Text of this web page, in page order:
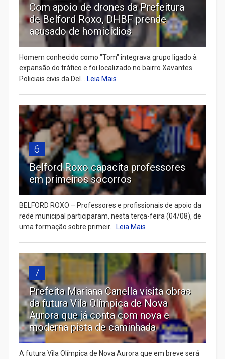
Com apoio de drones da Prefeitura
de Belford Roxo, DHBF prende
acusado de homicídios
Homem conhecido como "Tom" integrava grupo ligado à
expansão do tráfico e foi localizado no bairro Xavantes
Policiais civis da Del... Leia Mais
6
Belford Roxo capacita professores
em primeiros socorros
BELFORD ROXO – Professores e profissionais de apoio da
rede municipal participaram, nesta terça-feira (04/08), de
uma formação sobre primeir... Leia Mais
7
Prefeita Mariana Canella visita obras
da futura Vila Olímpica de Nova
Aurora que já conta com nova e
moderna pista de caminhada
A futura Vila Olímpica de Nova Aurora que em breve será